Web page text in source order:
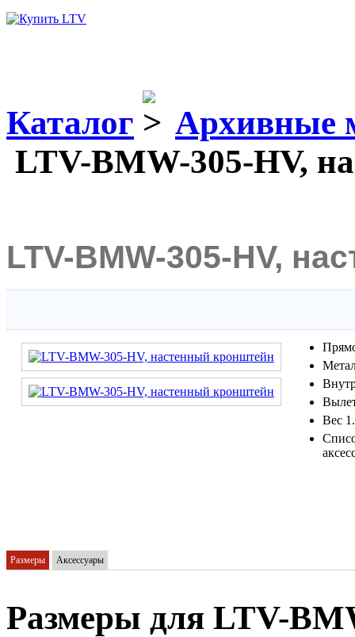
Каталог
Архивные
LTV-BMW-305-HV,
LTV-BMW-305-HV,
Вес
Размеры Аксессуары
Размеры для LTV-